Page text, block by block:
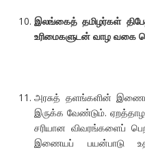
இலங்கைத் தமிழர்கள்
உரிமைகளுடன் வாழ வகை
அரசுத் தளங்களின்
இருக்க வேண்டும்.
சரியான விவரங்களைப்
இணையப் பயன்பாடு